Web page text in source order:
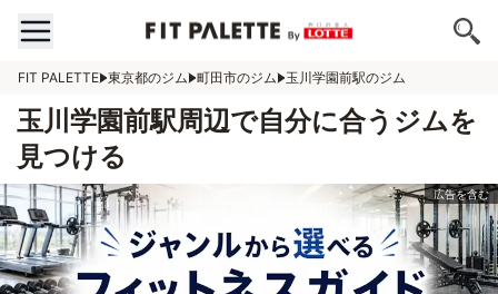
FIT PALETTE 東京都のジム 町田市のジム 玉川学園前駅のジム
玉川学園前駅周辺で自分に合うジムを
見つける